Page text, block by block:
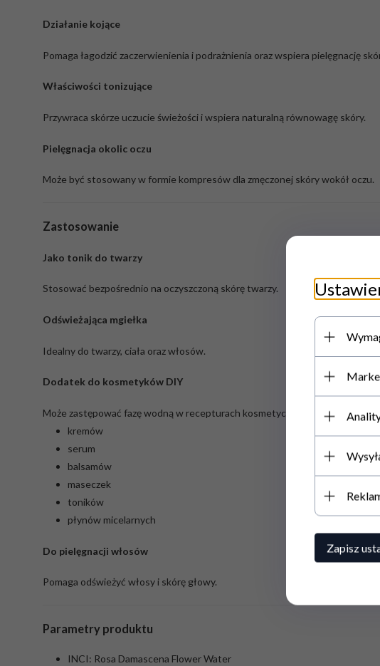
Działanie kojące
Pomaga łagodzić zaczerwienienia i podrażnienia oraz wspiera pielęgnację
Właściwości tonizujące
Przywraca skórze uczucie świeżości i wspiera naturalną równowagę skóry.
Pielęgnacja okolic oczu
Może być stosowany w formie kompresów dla zmęczonej skóry wokół oczu.
Zastosowanie
Jako tonik do twarzy
Stosować bezpośrednio na oczyszczoną skórę twarzy.
Odświeżająca mgiełka
Idealny do twarzy, ciała oraz włosów.
Dodatek do kosmetyków DIY
Może zastępować fazę wodną w recepturach kosmetycznych:
kremów
serum
balsamów
maseczek
toników
płynów micelarnych
Do pielęgnacji włosów
Pomaga odświeżyć włosy i skórę głowy.
Parametry produktu
INCI: Rosa Damascena Flower Water
Zapisz